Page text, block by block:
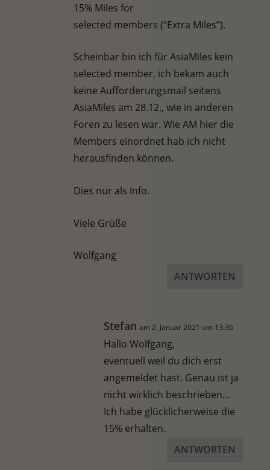
15% Miles for
selected members (“Extra Miles”).
Scheinbar bin ich für AsiaMiles kein
selected member, ich bekam auch
keine Aufforderungsmail seitens
AsiaMiles am 28.12., wie in anderen
Foren zu lesen war. Wie AM hier die
Members einordnet hab ich nicht
herausfinden können.
Dies nur als Info.
Viele Grüße
Wolfgang
ANTWORTEN
Stefan am 2. Januar 2021 um 13:36
Hallo Wolfgang,
eventuell weil du dich erst
angemeldet hast. Genau ist ja
nicht wirklich beschrieben…
Ich habe glücklicherweise die
15% erhalten.
ANTWORTEN